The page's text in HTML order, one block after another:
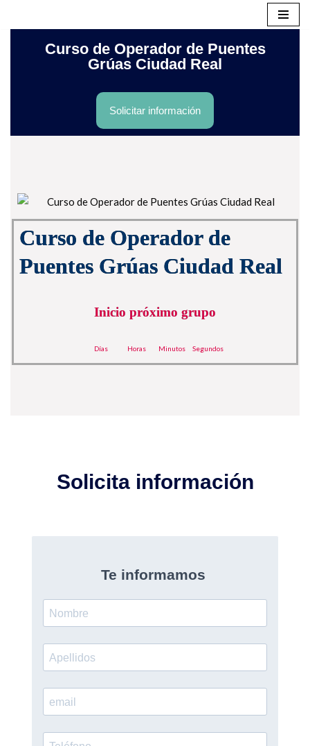
Curso de Operador de Puentes
Grúas Ciudad Real
Solicitar información
Curso de Operador de
Puentes Grúas Ciudad Real
Inicio próximo grupo
Días Horas Minutos Segundos
Solicita información